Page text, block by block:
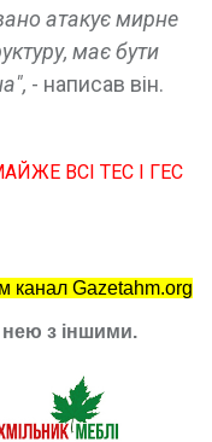
атакує мирне
має бути
- написав він.
ВСІ ТЕС І ГЕС
канал Gazetahm.org
з іншими.